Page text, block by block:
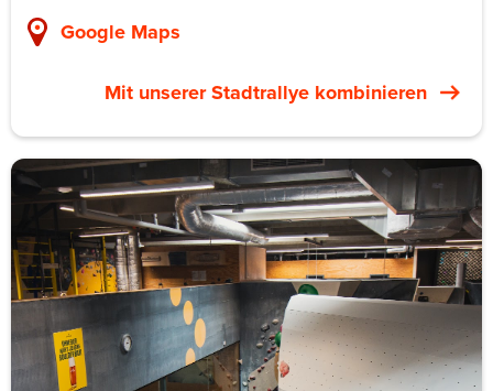
Pfeifer im 8. Bezirk. Gruppen setzen Holz- und
Bleilettern von Hand und schließen sie im Rahmen.
Tiegelpresse läuft. Karten oder Plakate entstehen Stück
Universität. Er rahmt die Session in die Geschichte des
Wiener Buchdrucks ein.
Für Teams liegt das zwischen Handwerks-Session und
Design-Lecture. Lettern von Hand zu setzen dauert
länger, als alle erwarten. Diese Begrenzung erzwingt
Entscheidungen über Hierarchie und Abstände. Am
Ende nehmen alle ein Druckstück mit, das sie selbst
gesetzt haben.
Private Gruppenbuchungen umfassen sechs bis 14
Personen über rund drei Stunden. Der Preis wird auf
Google Maps
Mit unserer Stadtrallye kombinieren